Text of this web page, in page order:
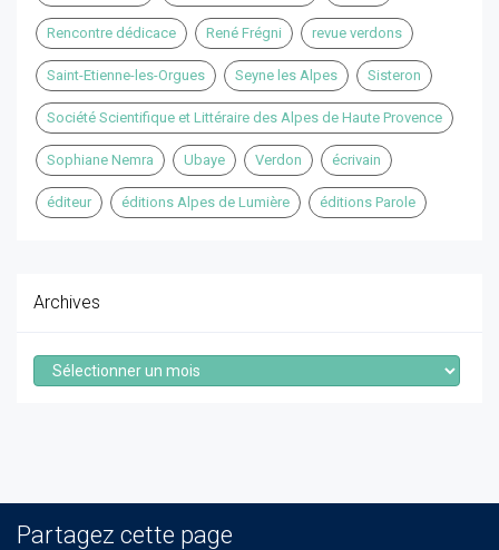
Rencontre dédicace René Frégni revue verdons
Saint-Etienne-les-Orgues Seyne les Alpes Sisteron
Société Scientifique et Littéraire des Alpes de Haute Provence
Sophiane Nemra Ubaye Verdon écrivain
éditeur éditions Alpes de Lumière éditions Parole
Archives
Archives
Partagez cette page